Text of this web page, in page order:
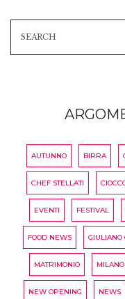
AUTUNNO BIRRA
CHEF STELLATI
EVENTI FESTIVAL
FOOD NEWS GIULIANO
MATRIMONIO MILANO
NEW OPENING NEWS